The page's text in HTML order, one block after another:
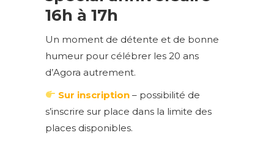
16h à 17h
Un moment de détente et de bonne
humeur pour célébrer les 20 ans
d’Agora autrement.
Sur inscription – possibilité de
s’inscrire sur place dans la limite des
places disponibles.